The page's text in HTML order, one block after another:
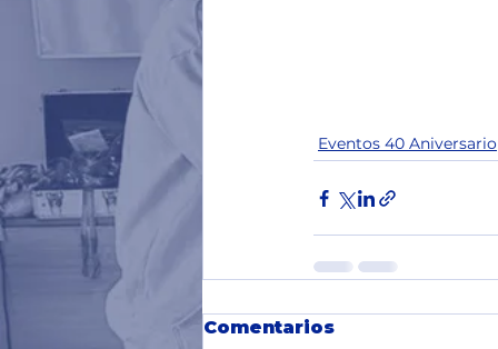
Eventos 40 Aniversario
Comentarios